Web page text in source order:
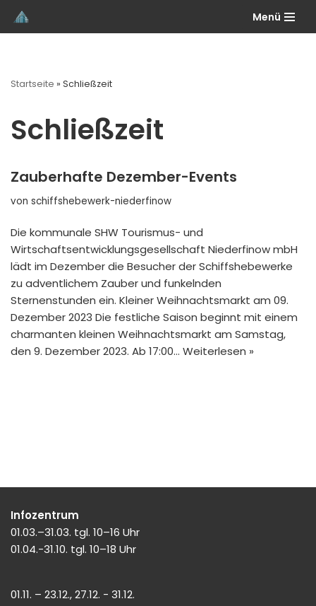
Zum
Menü
Startseite » Schließzeit
Schließzeit
Zauberhafte Dezember-Events
von schiffshebewerk-niederfinow
Die kommunale SHW Tourismus- und
Wirtschaftsentwicklungsgesellschaft Niederfinow mbH
lädt im Dezember die Besucher der Schiffshebewerke
zu adventlichem Zauber und funkelnden
Sternenstunden ein. Kleiner Weihnachtsmarkt am 09.
Dezember 2023 Die festliche Saison beginnt mit einem
charmanten kleinen Weihnachtsmarkt am Samstag,
den 9. Dezember 2023. Ab 17:00… Weiterlesen »
Infozentrum
01.03.–31.03. tgl. 10–16 Uhr
01.04.-31.10. tgl. 10–18 Uhr
01.11. – 23.12., 27.12. - 31.12.